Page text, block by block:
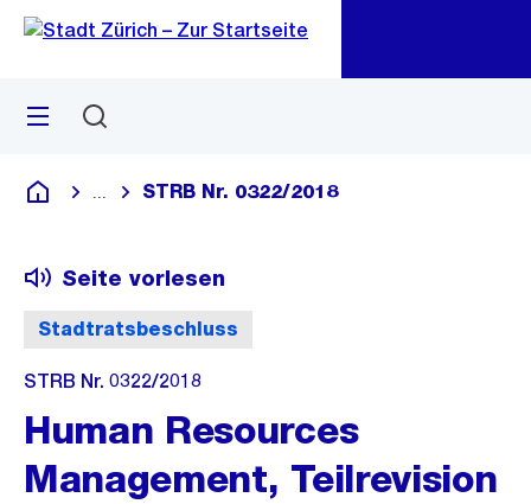
Navigation
Sprunglink
Menü
Deutsch
Blende alle Breadcrumbs ein
STRB Nr. 0322/2018
Stadtratsbeschluss
Seite vorlesen
STRB Nr. 0322/2018
Human Resources
Management, Teilrevision